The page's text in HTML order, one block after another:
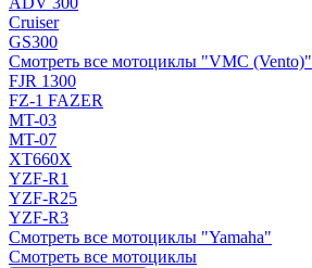
Cruiser
GS300
Смотреть все мотоциклы "VMC (Vento)"
FJR 1300
FZ-1 FAZER
MT-03
MT-07
XT660X
YZF-R1
YZF-R25
YZF-R3
Смотреть все мотоциклы "Yamaha"
Смотреть все мотоциклы